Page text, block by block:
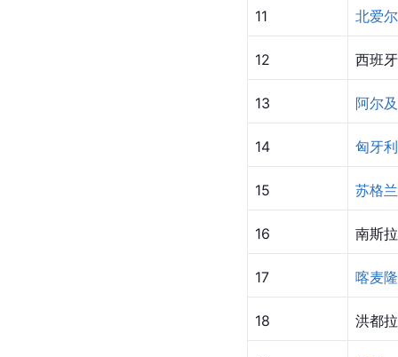
11 北爱
12 西班牙
13 阿尔
14 匈牙利
15 苏格兰
16 南斯
17 喀麦隆
18 洪都